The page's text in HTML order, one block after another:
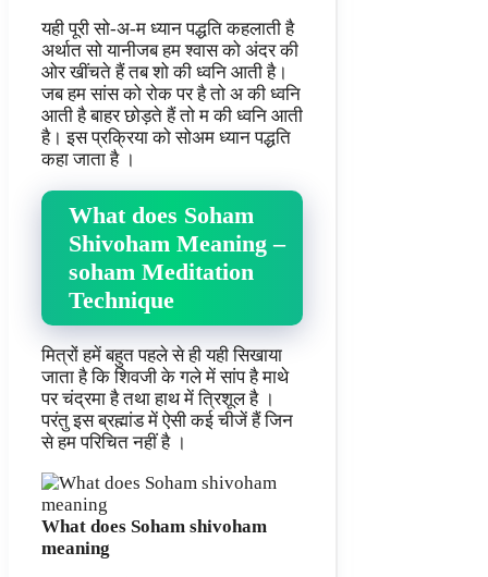
यही पूरी सो-अ-म ध्यान पद्धति कहलाती है
अर्थात सो यानीजब हम श्वास को अंदर की
ओर खींचते हैं तब शो की ध्वनि आती है।
जब हम सांस को रोक पर है तो अ की ध्वनि
आती है बाहर छोड़ते हैं तो म की ध्वनि आती
है। इस प्रक्रिया को सोअम ध्यान पद्धति
कहा जाता है ।
What does Soham
Shivoham Meaning –
soham Meditation
Technique
मित्रों हमें बहुत पहले से ही यही सिखाया
जाता है कि शिवजी के गले में सांप है माथे
पर चंद्रमा है तथा हाथ में त्रिशूल है ।
परंतु इस ब्रह्मांड में ऐसी कई चीजें हैं जिन
से हम परिचित नहीं है ।
What does Soham shivoham
meaning